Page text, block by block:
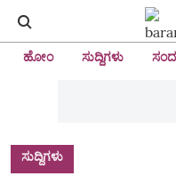
ಹೋಂ ಸುದ್ದಿಗಳು
ಸುದ್ದಿಗಳು